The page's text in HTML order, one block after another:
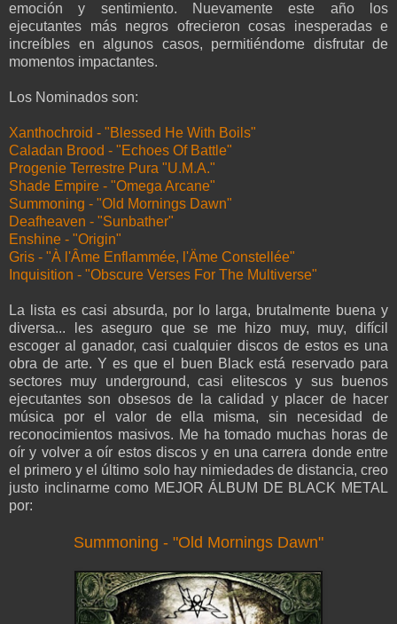
emoción y sentimiento. Nuevamente este año los
ejecutantes más negros ofrecieron cosas inesperadas e
increíbles en algunos casos, permitiéndome disfrutar de
momentos impactantes.
Los Nominados son:
Xanthochroid - "Blessed He With Boils"
Caladan Brood - "Echoes Of Battle"
Progenie Terrestre Pura "U.M.A."
Shade Empire - "Omega Arcane"
Summoning - "Old Mornings Dawn"
Deafheaven - "Sunbather"
Enshine - "Origin"
Gris - "À l'Âme Enflammée, l'Äme Constellée"
Inquisition - "Obscure Verses For The Multiverse"
La lista es casi absurda, por lo larga, brutalmente buena y
diversa... les aseguro que se me hizo muy, muy, difícil
escoger al ganador, casi cualquier discos de estos es una
obra de arte. Y es que el buen Black está reservado para
sectores muy underground, casi elitescos y sus buenos
ejecutantes son obsesos de la calidad y placer de hacer
música por el valor de ella misma, sin necesidad de
reconocimientos masivos. Me ha tomado muchas horas de
oír y volver a oír estos discos y en una carrera donde entre
el primero y el último solo hay nimiedades de distancia, creo
justo inclinarme como MEJOR ÁLBUM DE BLACK METAL
por:
Summoning - "Old Mornings Dawn"